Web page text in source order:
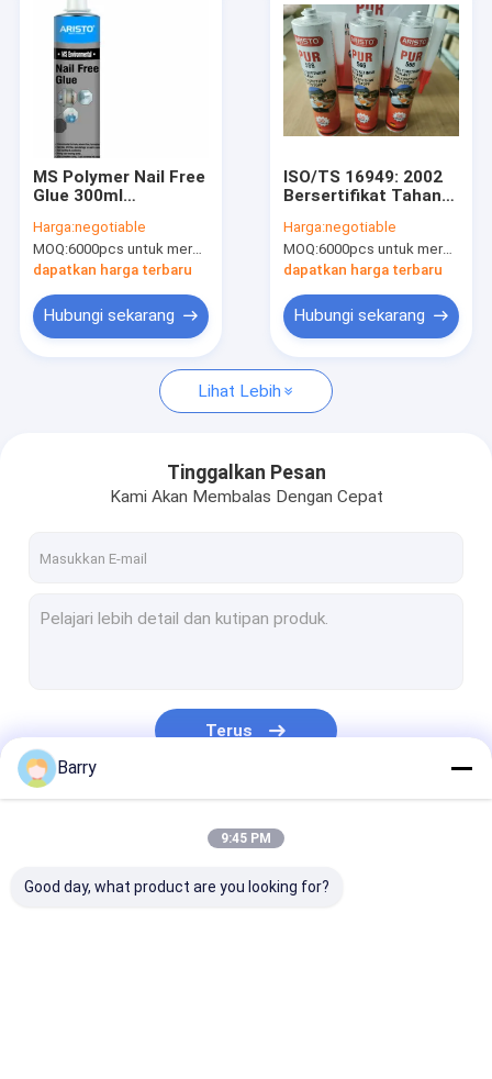
Produk
Tentang Kami
Tur Pabrik
Kontrol Kualitas
Cat Semprot Kain
Graffiti Cat Semprot
cat semprot akrilik
Menandai Cat Semprot
Spidol
Silikon sealant
MS Polymer Nail Free
Glue 300ml
sealant
Harga:negotiable
MOQ:6000pcs untuk merek Aristo, 12000pcs untuk merek pelanggan
dapatkan harga terbaru
Hubungi sekarang
ISO/TS 16949: 2002
Bersertifikat Tahan
Polyurethane Sealant
PU Sealant untuk
Kaca Depan
Struktural Bodi Mobil
Harga:negotiable
MOQ:6000pcs untuk merek Aristo, 12000pcs untuk merek pelanggan
dapatkan harga terbaru
Hubungi sekarang
Lihat Lebih
Tinggalkan Pesan
Kami Akan Membalas Dengan Cepat
Terus
Barry
9:45 PM
Good day, what product are you looking for?